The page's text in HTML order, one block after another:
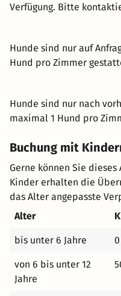
Verfügung. Bitte
Hunde sind nur auf
Hund pro Zimmer
Hunde sind nur nach
maximal 1 Hund pro
Buchung mit
Gerne können Sie
Kinder erhalten die
das Alter angepasste
Alter
bis unter 6 Jahre
von 6 bis unter 12
Jahre